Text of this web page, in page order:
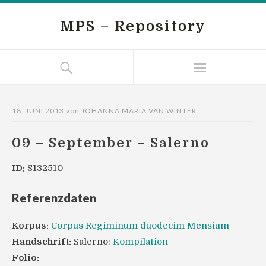
MPS – Repository
18. JUNI 2013 von JOHANNA MARIA VAN WINTER
09 – September – Salerno
ID: S132510
Referenzdaten
Korpus: Corpus Regiminum duodecim Mensium
Handschrift: Salerno: Kompilation
Folio: